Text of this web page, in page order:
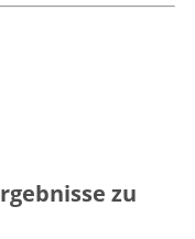
zu